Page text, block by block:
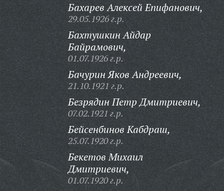
Бахарев Алексей Епифанович,
29.05.1926 г.р.
Бахтушкин Айдар
Байрамович,
01.07.1926 г.р.
Бачурин Яков Андреевич,
21.10.1921 г.р.
Безрядин Петр Дмитриевич,
07.02.1921 г.р.
Бейсенбинов Кабдраш,
25.07.1920 г.р.
Бекетов Михаил
Дмитриевич,
01.07.1920 г.р.